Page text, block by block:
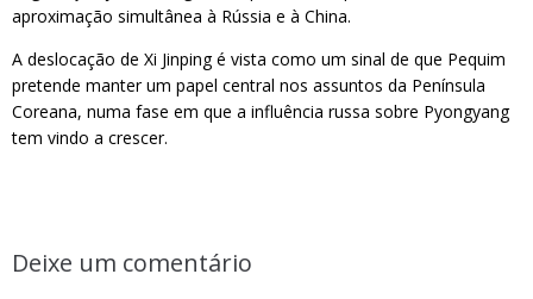
aproximação simultânea à Rússia e à China.
A deslocação de Xi Jinping é vista como um sinal de que Pequim
pretende manter um papel central nos assuntos da Península
Coreana, numa fase em que a influência russa sobre Pyongyang
tem vindo a crescer.
Deixe um comentário